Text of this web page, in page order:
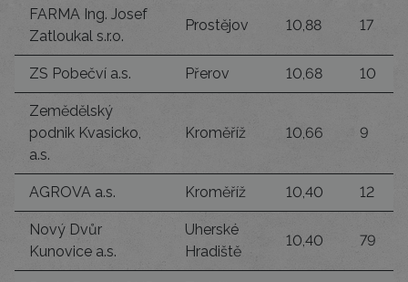
FARMA Ing. Josef
Zatloukal s.r.o.
Prostějov 10,88 17
ZS Pobečví a.s. Přerov 10,68 10
Zemědělský
podnik Kvasicko,
a.s.
Kroměříž 10,66 9
AGROVA a.s. Kroměříž 10,40 12
Nový Dvůr
Kunovice a.s.
Uherské
Hradiště
10,40 79